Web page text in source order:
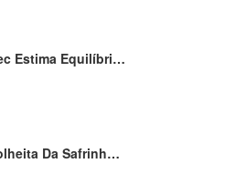
Estima Equilíbri…
Da Safrinh…